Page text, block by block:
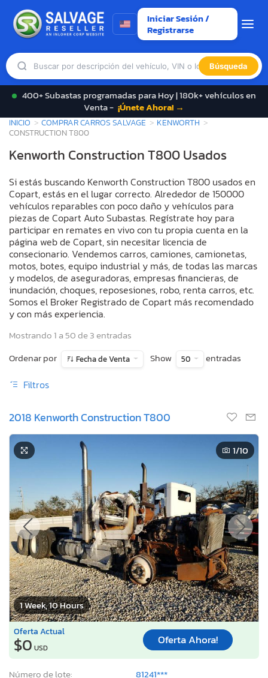
Iniciar Sesión /
Registrarse
Búsqueda
400+ Subastas programadas para Hoy | 180k+ vehículos en
Venta - ¡Únete Ahora! →
INICIO COMPRAR CARROS SALVAGE
KENWORTH
CONSTRUCTION T800
Kenworth Construction T800 Usados
Si estás buscando Kenworth Construction T800 usados en
Copart, estás en el lugar correcto. Alrededor de 150000
vehículos reparables con poco daño y vehículos para
piezas de Copart Auto Subastas. Regístrate hoy para
participar en remates en vivo con tu propia cuenta en la
página web de Copart, sin necesitar licencia de
consecionario. Vendemos carros, camiones, camionetas,
motos, botes, equipo industrial y más, de todas las marcas
y modelos, de aseguradoras, empresas financieras, de
inundación, choques, reposesiones, robo, renta carros, etc.
Somos el Broker Registrado de Copart más recomendado
y con más experiencia.
Mostrando 1 a 50 de 3 entradas
Ordenar por
Fecha de Venta Show 50 entradas
Filtros
2018 Kenworth Construction T800
1 Week, 10 Hours
1/10
Oferta Actual
$0 USD
Oferta Ahora!
Número de lote:
81241***